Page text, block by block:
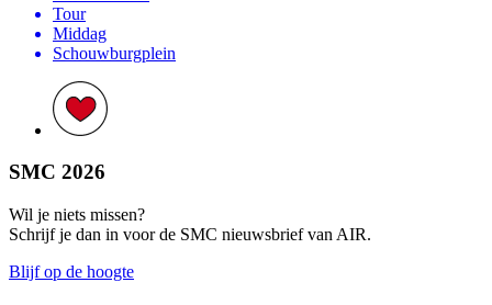
Tour
Middag
Schouwburg­plein
SMC 2026
Wil je niets missen?
Schrijf je dan in voor de SMC nieuwsbrief van AIR.
Blijf op de hoogte